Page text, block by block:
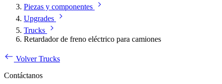
Piezas y componentes
Upgrades
Trucks
Retardador de freno eléctrico para camiones
Volver Trucks
Contáctanos